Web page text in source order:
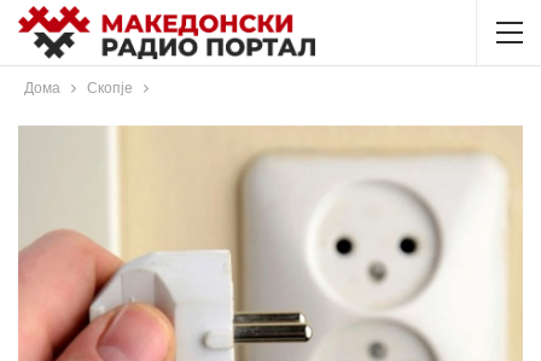
Дома Скопје